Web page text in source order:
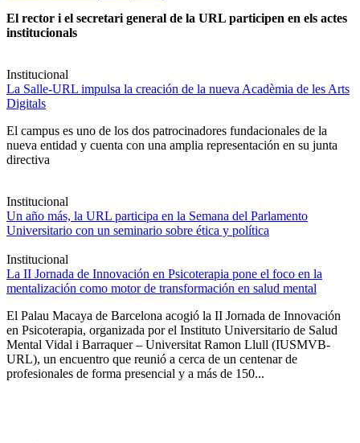
El rector i el secretari general de la URL participen en els actes
institucionals
Institucional
La Salle-URL impulsa la creación de la nueva Acadèmia de les Arts
Digitals
El campus es uno de los dos patrocinadores fundacionales de la
nueva entidad y cuenta con una amplia representación en su junta
directiva
Institucional
Un año más, la URL participa en la Semana del Parlamento
Universitario con un seminario sobre ética y política
Institucional
La II Jornada de Innovación en Psicoterapia pone el foco en la
mentalización como motor de transformación en salud mental
El Palau Macaya de Barcelona acogió la II Jornada de Innovación
en Psicoterapia, organizada por el Instituto Universitario de Salud
Mental Vidal i Barraquer – Universitat Ramon Llull (IUSMVB-
URL), un encuentro que reunió a cerca de un centenar de
profesionales de forma presencial y a más de 150...